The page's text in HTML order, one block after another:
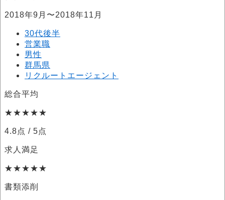
2018年9月〜2018年11月
30代後半
営業職
男性
群馬県
リクルートエージェント
総合平均
★★★★★
4.8点 / 5点
求人満足
★★★★★
書類添削